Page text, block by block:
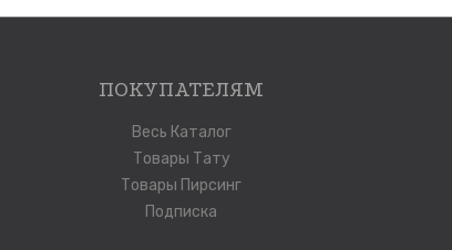
ПОКУПАТЕЛЯМ
Весь Каталог
Товары Тату
Товары Пирсинг
Подписка